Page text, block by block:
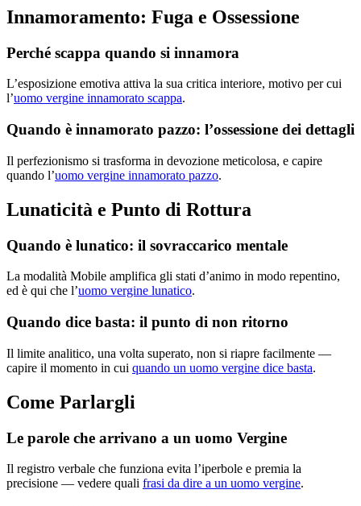
Innamoramento: Fuga e Ossessione
Perché scappa quando si innamora
L’esposizione emotiva attiva la sua critica interiore, motivo per cui
l’uomo vergine innamorato scappa.
Quando è innamorato pazzo: l’ossessione dei dettagli
Il perfezionismo si trasforma in devozione meticolosa, e capire
quando l’uomo vergine innamorato pazzo.
Lunaticità e Punto di Rottura
Quando è lunatico: il sovraccarico mentale
La modalità Mobile amplifica gli stati d’animo in modo repentino,
ed è qui che l’uomo vergine lunatico.
Quando dice basta: il punto di non ritorno
Il limite analitico, una volta superato, non si riapre facilmente —
capire il momento in cui quando un uomo vergine dice basta.
Come Parlargli
Le parole che arrivano a un uomo Vergine
Il registro verbale che funziona evita l’iperbole e premia la
precisione — vedere quali frasi da dire a un uomo vergine.